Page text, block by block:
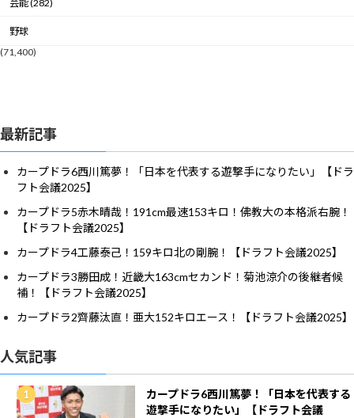
芸能 (282)
野球
(71,400)
最新記事
カープドラ6西川篤夢！「日本を代表する遊撃手になりたい」【ドラ
フト会議2025】
カープドラ5赤木晴哉！191cm最速153キロ！佛教大の本格派右腕！
【ドラフト会議2025】
カープドラ4工藤泰己！159キロ北の剛腕！【ドラフト会議2025】
カープドラ3勝田成！近畿大163cmセカンド！菊池涼介の後継者候
補！【ドラフト会議2025】
カープドラ2齊藤汰直！亜大152キロエース！【ドラフト会議2025】
人気記事
カープドラ6西川篤夢！「日本を代表する
遊撃手になりたい」【ドラフト会議